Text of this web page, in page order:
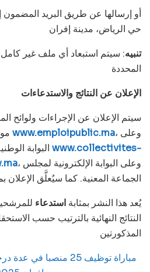
أو إرسالها عن طريق البريد
حي الرياض، مدينة إفران
تنبيه: سيتم استبعاد أي ملف غير كامل
المحددة
الإعلان عن النتائج والاستدعاءات
سيتم الإعلان عن الإجراءات ولوائح
www.emploipublic.ma، وعلى
www.collectivites-
، وعلى البوابة الإلكترونية لمجلس
الجماعة المعنية. كما سيُعلَّق الإعلان
يُعد هذا النشر بمثابة استدعاء
النتائج النهائية بالترتيب حسب
المذكورتين